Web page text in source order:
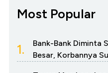
Most Popular
1.
Bank-Bank Diminta
Besar, Korbannya